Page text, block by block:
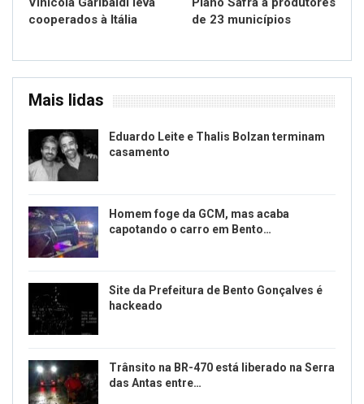
cooperados à Itália
de 23 municípios
Mais lidas
Eduardo Leite e Thalis Bolzan terminam
casamento
Homem foge da GCM, mas acaba
capotando o carro em Bento…
Site da Prefeitura de Bento Gonçalves é
hackeado
Trânsito na BR-470 está liberado na Serra
das Antas entre…